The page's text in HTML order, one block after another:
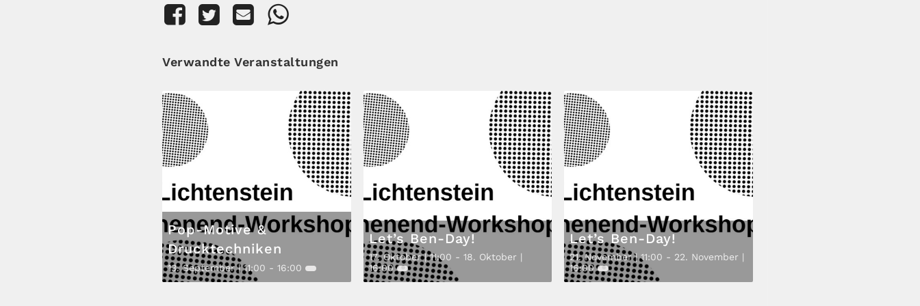
Verwandte Veranstaltungen
Pop-Motive &
Drucktechniken
13. September | 11:00 - 16:00
Let’s Ben-Day!
17. Oktober | 11:00 - 18. Oktober |
16:00
Let’s Ben-Day!
21. November | 11:00 - 22. November |
16:00